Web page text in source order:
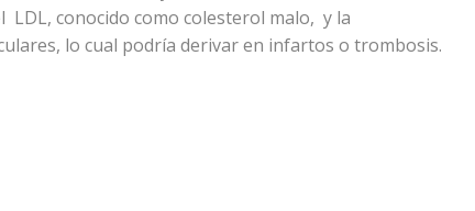
LDL, conocido como colesterol malo, y la
lo cual podría derivar en infartos o trombosis.